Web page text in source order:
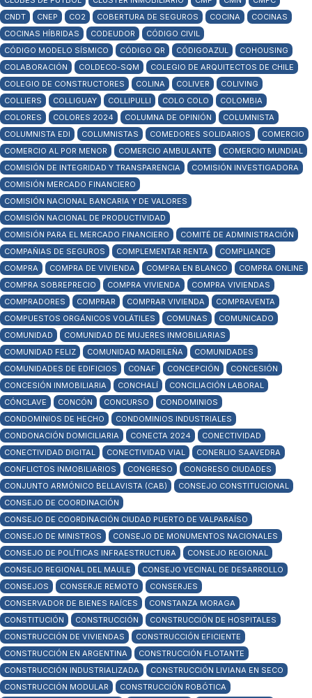
CNDT
CNEP CO2 COBERTURA DE SEGUROS COCINA
COCINAS
COCINAS HÍBRIDAS
CODEUDOR
CÓDIGO CIVIL
CÓDIGO MODELO SÍSMICO
CÓDIGO QR CÓDIGOAZUL
COHOUSING
COLABORACIÓN
COLDECO-SQM
COLEGIO DE ARQUITECTOS DE CHILE
COLEGIO DE CONSTRUCTORES
COLINA COLIVER
COLIVING
COLLIERS
COLLIGUAY COLLIPULLI COLO COLO
COLOMBIA
COLORES
COLORES 2024 COLUMNA DE OPINIÓN
COLUMNISTA
COLUMNISTA EDI
COLUMNISTAS COMEDORES SOLIDARIOS
COMERCIO
COMERCIO AL POR MENOR
COMERCIO AMBULANTE
COMERCIO MUNDIAL
COMISIÓN DE INTEGRIDAD Y TRANSPARENCIA
COMISIÓN INVESTIGADORA
COMISIÓN MERCADO FINANCIERO
COMISIÓN NACIONAL BANCARIA Y DE VALORES
COMISIÓN NACIONAL DE PRODUCTIVIDAD
COMISIÓN PARA EL MERCADO FINANCIERO
COMITÉ DE ADMINISTRACIÓN
COMPAÑIAS DE SEGUROS
COMPLEMENTAR RENTA
COMPLIANCE
COMPRA
COMPRA DE VIVIENDA COMPRA EN BLANCO
COMPRA ONLINE
COMPRA SOBREPRECIO
COMPRA VIVIENDA
COMPRA VIVIENDAS
COMPRADORES
COMPRAR COMPRAR VIVIENDA
COMPRAVENTA
COMPUESTOS ORGÁNICOS VOLÁTILES
COMUNAS
COMUNICADO
COMUNIDAD
COMUNIDAD DE MUJERES INMOBILIARIAS
COMUNIDAD FELIZ
COMUNIDAD MADRILEÑA
COMUNIDADES
COMUNIDADES DE EDIFICIOS
CONAF CONCEPCIÓN
CONCESIÓN
CONCESIÓN INMOBILIARIA
CONCHALÍ
CONCILIACIÓN LABORAL
CÓNCLAVE
CONCÓN CONCURSO
CONDOMINIOS
CONDOMINIOS DE HECHO
CONDOMINIOS INDUSTRIALES
CONDONACIÓN DOMICILIARIA
CONECTA 2024
CONECTIVIDAD
CONECTIVIDAD DIGITAL
CONECTIVIDAD VIAL
CONERLIO SAAVEDRA
CONFLICTOS INMOBILIARIOS
CONGRESO
CONGRESO CIUDADES
CONJUNTO ARMÓNICO BELLAVISTA (CAB)
CONSEJO CONSTITUCIONAL
CONSEJO DE COORDINACIÓN
CONSEJO DE COORDINACIÓN CIUDAD PUERTO DE VALPARAÍSO
CONSEJO DE MINISTROS
CONSEJO DE MONUMENTOS NACIONALES
CONSEJO DE POLÍTICAS INFRAESTRUCTURA
CONSEJO REGIONAL
CONSEJO REGIONAL DEL MAULE
CONSEJO VECINAL DE DESARROLLO
CONSEJOS
CONSERJE REMOTO
CONSERJES
CONSERVADOR DE BIENES RAÍCES
CONSTANZA MORAGA
CONSTITUCIÓN
CONSTRUCCIÓN
CONSTRUCCIÓN DE HOSPITALES
CONSTRUCCIÓN DE VIVIENDAS
CONSTRUCCIÓN EFICIENTE
CONSTRUCCIÓN EN ARGENTINA
CONSTRUCCIÓN FLOTANTE
CONSTRUCCIÓN INDUSTRIALIZADA
CONSTRUCCIÓN LIVIANA EN SECO
CONSTRUCCIÓN MODULAR
CONSTRUCCIÓN ROBÓTICA